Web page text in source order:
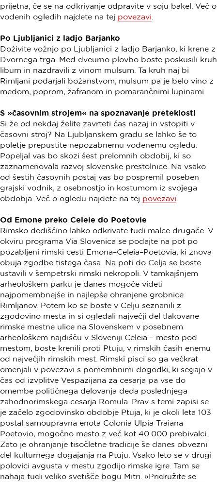
prijetna, če se na odkrivanje odpravite v soju bakel. Več o
vodenih ogledih najdete na tej povezavi
Po Ljubljanici z ladjo Barjanko
Doživite vožnjo po Ljubljanici z ladjo Barjanko, ki krene z
Dvornega trga. Med dveurno plovbo boste poskusili kruh
libum in nazdravili z vinom mulsum. Ta kruh naj bi
Rimljani podarjali božanstvom, mulsum pa je belo vino z
medom, poprom, žafranom in pomarančnimi lupinami.
S »časovnim strojem« na spoznavanje preteklosti
Si že od nekdaj želite zavrteti čas nazaj in vstopiti v
časovni stroj? Na Ljubljanskem gradu se lahko še to
poletje prepustite nepozabnemu vodenemu ogledu.
Popeljal vas bo skozi šest prelomnih obdobij, ki so
zaznamenovala razvoj slovenske prestolnice. Na vsako
od šestih časovnih postaj vas bo pospremil poseben
grajski vodnik, z osebnostjo in kostumom iz svojega
obdobja. Več o ogledu najdete na tej povezavi
Od Emone preko Celeie do Poetovie
Rimsko dediščino lahko odkrivate tudi malce drugače. V
okviru programa Via Slovenica se podajte na pot po
pozabljeni rimski cesti Emona–Celeia–Poetovia, ki znova
obuja zgodbe tistega časa. Na poti do Celja se boste
ustavili v šempetrski rimski nekropoli. V tamkajšnjem
arheološkem parku je danes mogoče videti
najpomembnejše in najlepše ohranjene grobnice
Rimljanov. Potem ko se boste v Celju seznanili z
zgodovino mesta in si ogledali največji del tlakovane
rimske mestne ulice na Slovenskem v posebnem
arheološkem najdišču v Sloveniji Celeia – mesto pod
mestom, boste krenili proti Ptuju, v rimskih časih enemu
od največjih rimskih mest. Rimski pisci so ga večkrat
omenjali v povezavi s pomembnimi dogodki, ki segajo v
čas od izvolitve Vespazijana za cesarja pa vse do
omembe političnega delovanja deda poslednjega
zahodnorimskega cesarja Romula. Prav s temi zapisi se
je začelo zgodovinsko obdobje Ptuja, ki je okoli leta 103
postal samoupravna enota Colonia Ulpia Traiana
Poetovio, mogočno mesto z več kot 40.000 prebivalci.
Zato je ohranjanje tisočletne tradicije še danes obvezni
del kulturnega dogajanja na Ptuju. Vsako leto se v drugi
polovici avgusta v mestu zgodijo rimske igre. Tam se
nahaja tudi veliko svetišče bogu Mitri. »Pridružite se